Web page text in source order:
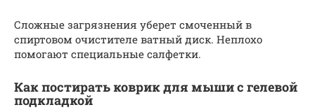
Сложные загрязнения уберет смоченный в
спиртовом очистителе ватный диск. Неплохо
помогают специальные салфетки.
Как постирать коврик для мыши с гелевой
подкладкой